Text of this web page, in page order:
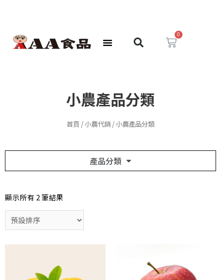
小農產品分類
首頁 /小農代銷 / 小農產品分類
產品分類
顯示所有 2 筆結果